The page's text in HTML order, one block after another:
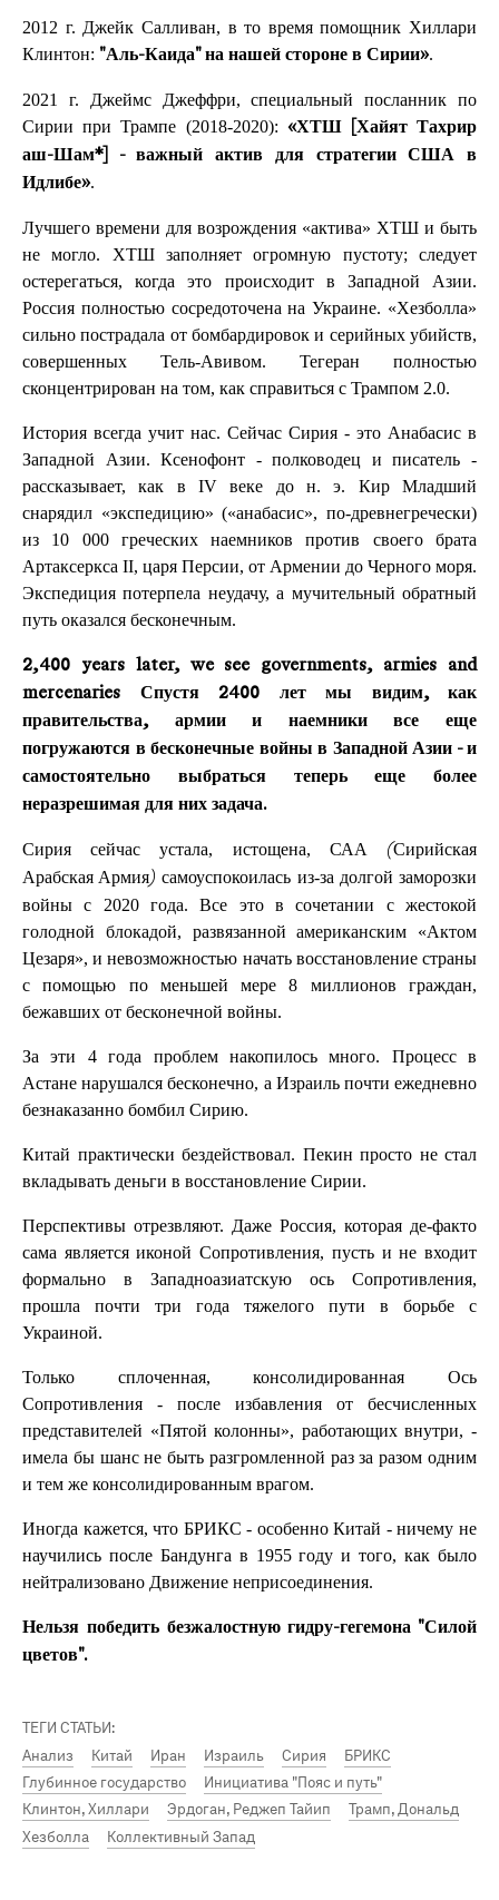
2012 г. Джейк Салливан, в то время помощник Хиллари
Клинтон: "Аль-Каида" на нашей стороне в Сирии».
2021 г. Джеймс Джеффри, специальный посланник по
Сирии при Трампе (2018-2020): «ХТШ [Хайят Тахрир
аш-Шам*] - важный актив для стратегии США в
Идлибе».
Лучшего времени для возрождения «актива» ХТШ и быть
не могло. ХТШ заполняет огромную пустоту; следует
остерегаться, когда это происходит в Западной Азии.
Россия полностью сосредоточена на Украине. «Хезболла»
сильно пострадала от бомбардировок и серийных убийств,
совершенных Тель-Авивом. Тегеран полностью
сконцентрирован на том, как справиться с Трампом 2.0.
История всегда учит нас. Сейчас Сирия - это Анабасис в
Западной Азии. Ксенофонт - полководец и писатель -
рассказывает, как в IV веке до н. э. Кир Младший
снарядил «экспедицию» («анабасис», по-древнегречески)
из 10 000 греческих наемников против своего брата
Артаксеркса II, царя Персии, от Армении до Черного моря.
Экспедиция потерпела неудачу, а мучительный обратный
путь оказался бесконечным.
2,400 years later, we see governments, armies and
mercenaries Спустя 2400 лет мы видим, как
правительства, армии и наемники все еще
погружаются в бесконечные войны в Западной Азии - и
самостоятельно выбраться теперь еще более
неразрешимая для них задача.
Сирия сейчас устала, истощена, САА (Сирийская
Арабская Армия) самоуспокоилась из-за долгой заморозки
войны с 2020 года. Все это в сочетании с жестокой
голодной блокадой, развязанной американским «Актом
Цезаря», и невозможностью начать восстановление страны
с помощью по меньшей мере 8 миллионов граждан,
бежавших от бесконечной войны.
За эти 4 года проблем накопилось много. Процесс в
Астане нарушался бесконечно, а Израиль почти ежедневно
безнаказанно бомбил Сирию.
Китай практически бездействовал. Пекин просто не стал
вкладывать деньги в восстановление Сирии.
Перспективы отрезвляют. Даже Россия, которая де-факто
сама является иконой Сопротивления, пусть и не входит
формально в Западноазиатскую ось Сопротивления,
прошла почти три года тяжелого пути в борьбе с
Украиной.
Только сплоченная, консолидированная Ось
Сопротивления - после избавления от бесчисленных
представителей «Пятой колонны», работающих внутри, -
имела бы шанс не быть разгромленной раз за разом одним
и тем же консолидированным врагом.
Иногда кажется, что БРИКС - особенно Китай - ничему не
научились после Бандунга в 1955 году и того, как было
нейтрализовано Движение неприсоединения.
Нельзя победить безжалостную гидру-гегемона "Силой
цветов".
ТЕГИ СТАТЬИ:
Анализ
Китай Иран Израиль Сирия
БРИКС
Глубинное государство
Инициатива "Пояс и путь"
Клинтон, Хиллари
Эрдоган, Реджеп Тайип
Трамп, Дональд
Хезболла
Коллективный Запад